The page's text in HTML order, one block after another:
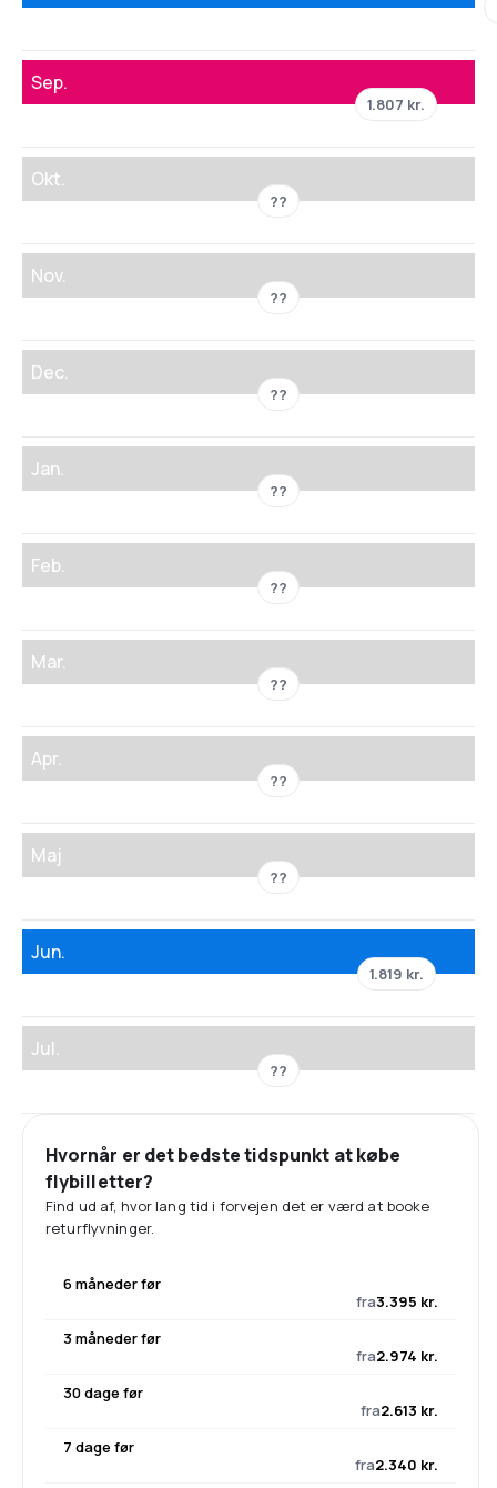
Sep.
1.807 kr.
Okt.
??
Nov.
??
Dec.
??
Jan.
??
Feb.
??
Mar.
??
Apr.
??
Maj
??
Jun.
1.819 kr.
Jul.
??
Hvornår er det bedste tidspunkt at købe
flybilletter?
Find ud af, hvor lang tid i forvejen det er værd at booke
returflyvninger.
6 måneder før
fra3.395 kr.
3 måneder før
fra2.974 kr.
30 dage før
fra2.613 kr.
7 dage før
fra2.340 kr.